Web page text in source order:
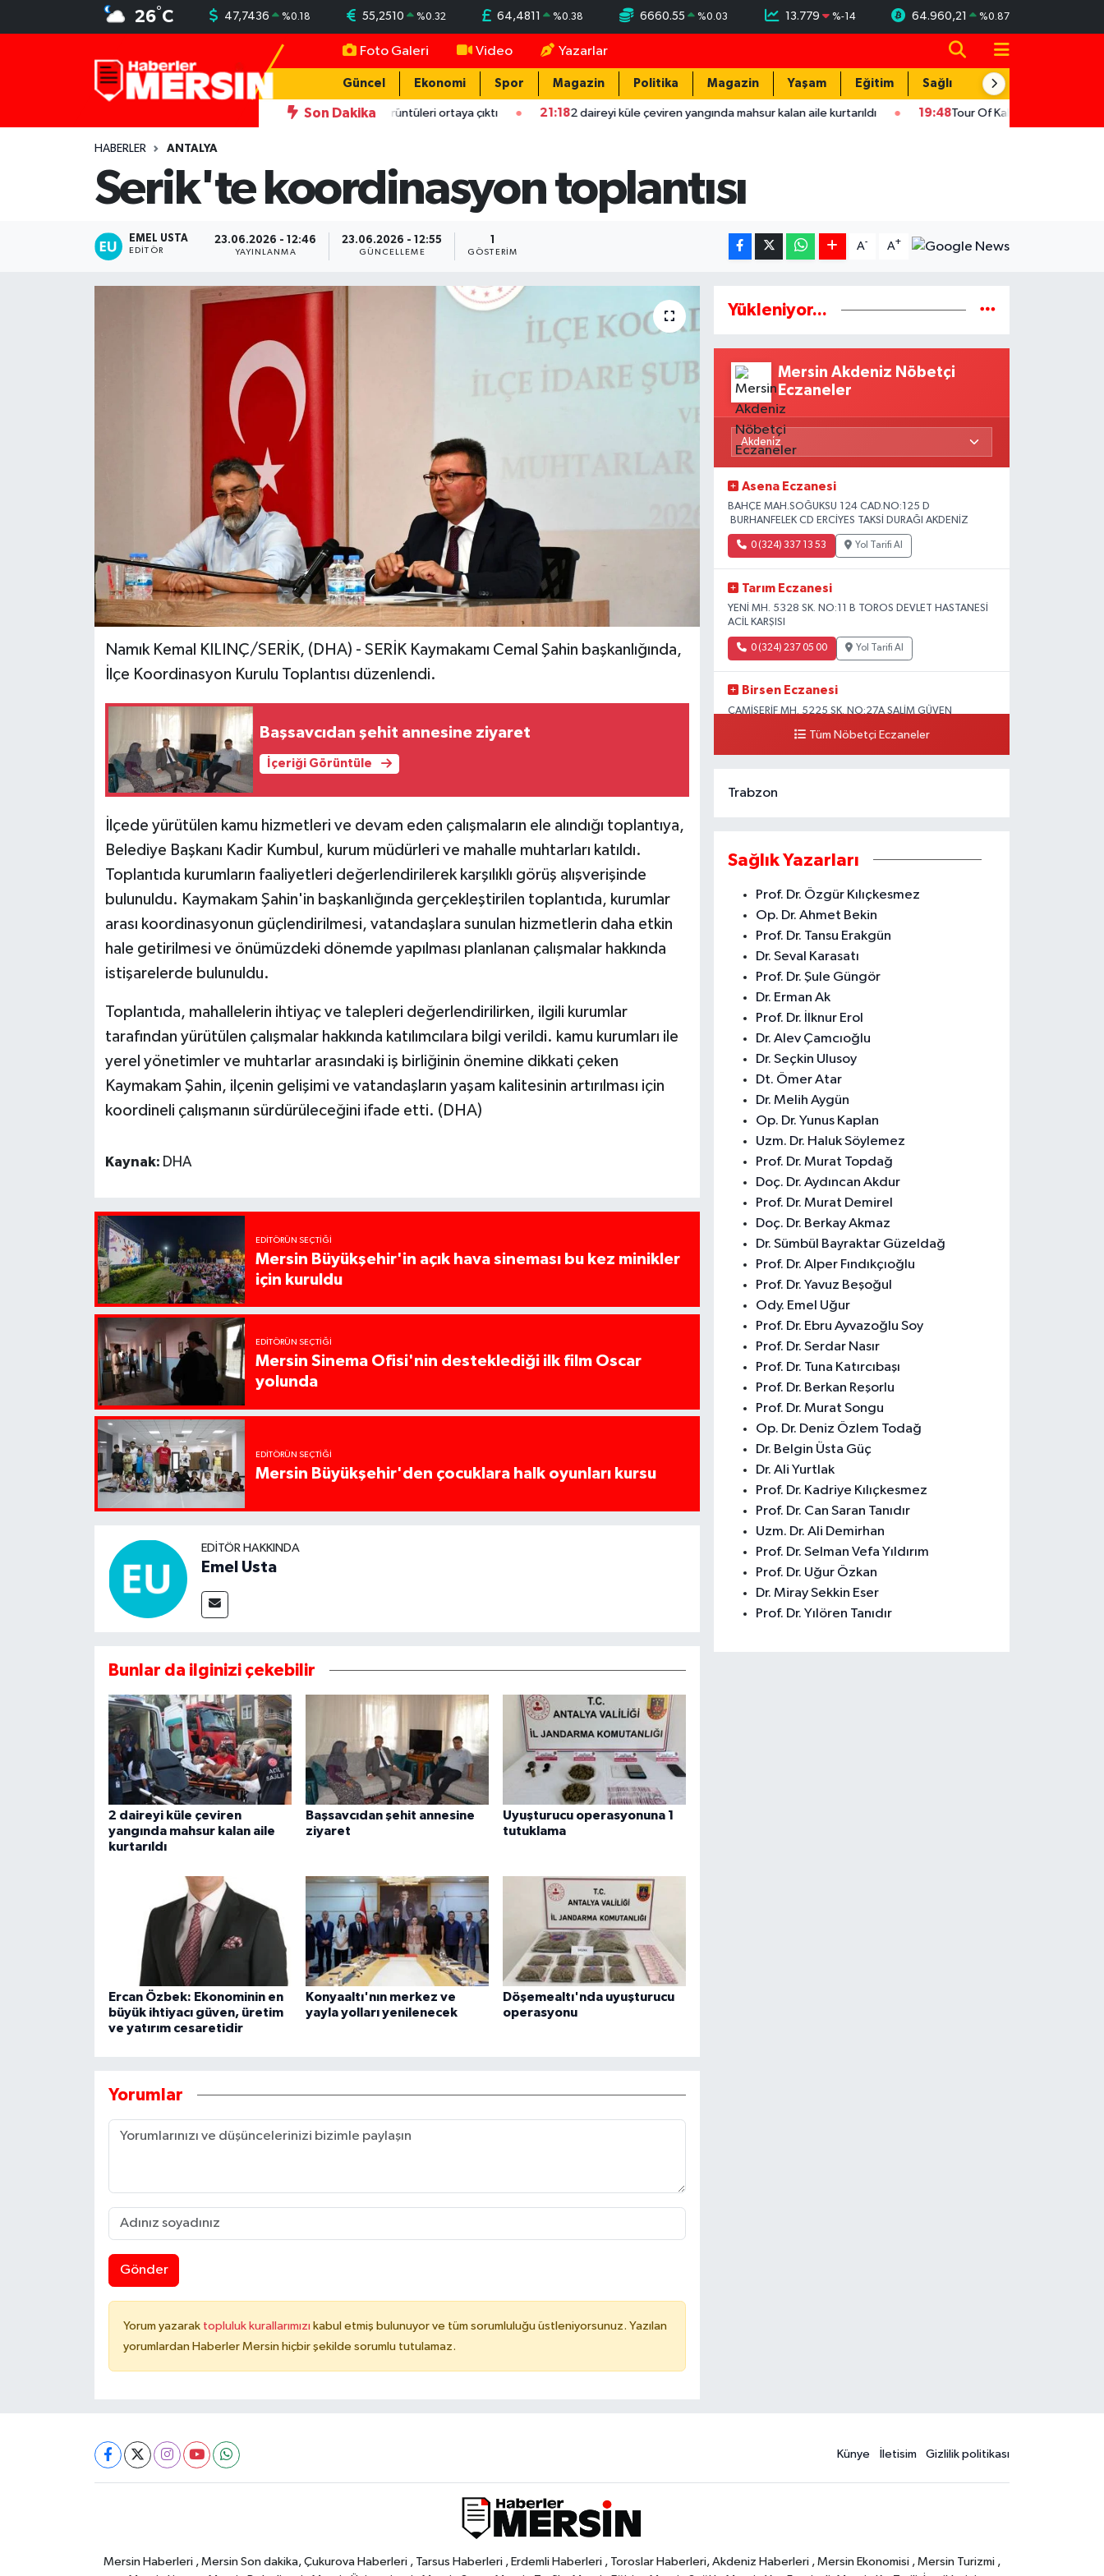
26°C 47,7436 %0.18 55,2510 %0.32 64,4811 %0.38 6660.55 %0.03 13.779 %-14 64.960,21 %0.87
Foto Galeri Video Yazarlar
Güncel Ekonomi Spor Magazin Politika Magazin Yaşam Eğitim Sağlık Teknoloji
Son Dakika
darbeden şüpheliye uzaklaştırma; geçmiş yıllardaki darp görüntüleri ortaya çıktı 21:18 2 daireyi küle çeviren yangında mahsur kalan aile kurtarıldı 19:48 Tour Of Kahramanmaraş'ın şampiyonu
HABERLER ANTALYA
Serik'te koordinasyon toplantısı
EMEL USTA
EDITÖR
23.06.2026 - 12:46
YAYINLANMA
23.06.2026 - 12:55
GÜNCELLEME GÖSTERIM
A- A+
Namık Kemal KILINÇ/SERİK, (DHA) - SERİK Kaymakamı Cemal Şahin başkanlığında,
İlçe Koordinasyon Kurulu Toplantısı düzenlendi.
Başsavcıdan şehit annesine ziyaret
İçeriği Görüntüle
İlçede yürütülen kamu hizmetleri ve devam eden çalışmaların ele alındığı toplantıya,
Belediye Başkanı Kadir Kumbul, kurum müdürleri ve mahalle muhtarları katıldı.
Toplantıda kurumların faaliyetleri değerlendirilerek karşılıklı görüş alışverişinde
bulunuldu. Kaymakam Şahin'in başkanlığında gerçekleştirilen toplantıda, kurumlar
arası koordinasyonun güçlendirilmesi, vatandaşlara sunulan hizmetlerin daha etkin
hale getirilmesi ve önümüzdeki dönemde yapılması planlanan çalışmalar hakkında
istişarelerde bulunuldu.
Toplantıda, mahallelerin ihtiyaç ve talepleri değerlendirilirken, ilgili kurumlar
tarafından yürütülen çalışmalar hakkında katılımcılara bilgi verildi. kamu kurumları ile
yerel yönetimler ve muhtarlar arasındaki iş birliğinin önemine dikkati çeken
Kaymakam Şahin, ilçenin gelişimi ve vatandaşların yaşam kalitesinin artırılması için
koordineli çalışmanın sürdürüleceğini ifade etti. (DHA)
Kaynak: DHA
EDITÖRÜN SEÇTIĞI
Mersin Büyükşehir'in açık hava sineması bu kez minikler
için kuruldu
EDITÖRÜN SEÇTIĞI
Mersin Sinema Ofisi'nin desteklediği ilk film Oscar
yolunda
EDITÖRÜN SEÇTIĞI
Mersin Büyükşehir'den çocuklara halk oyunları kursu
EDITÖR HAKKINDA
Emel Usta
Bunlar da ilginizi çekebilir
2 daireyi küle çeviren
yangında mahsur kalan aile
kurtarıldı
Başsavcıdan şehit annesine
ziyaret
Uyuşturucu operasyonuna 1
tutuklama
Ercan Özbek: Ekonominin en
büyük ihtiyacı güven, üretim
ve yatırım cesaretidir
Konyaaltı'nın merkez ve
yayla yolları yenilenecek
Döşemealtı'nda uyuşturucu
operasyonu
Yorumlar
Gönder
Yorum yazarak topluluk kurallarımızı kabul etmiş bulunuyor ve tüm sorumluluğu üstleniyorsunuz. Yazılan
yorumlardan Haberler Mersin hiçbir şekilde sorumlu tutulamaz.
Yükleniyor...
Mersin Akdeniz Nöbetçi
Eczaneler
Asena Eczanesi
BAHÇE MAH.SOĞUKSU 124 CAD.NO:125 D
BURHANFELEK CD ERCİYES TAKSİ DURAĞI AKDENİZ
0 (324) 337 13 53 Yol Tarifi Al
Tarım Eczanesi
YENİ MH. 5328 SK. NO:11 B TOROS DEVLET HASTANESİ
ACİL KARŞISI
0 (324) 237 05 00 Yol Tarifi Al
Birsen Eczanesi
CAMİŞERİF MH. 5225 SK. NO:27A SALİM GÜVEN
Tüm Nöbetçi Eczaneler
Trabzon
Sağlık Yazarları
Prof. Dr. Özgür Kılıçkesmez
Op. Dr. Ahmet Bekin
Prof. Dr. Tansu Erakgün
Dr. Seval Karasatı
Prof. Dr. Şule Güngör
Dr. Erman Ak
Prof. Dr. İlknur Erol
Dr. Alev Çamcıoğlu
Dr. Seçkin Ulusoy
Dt. Ömer Atar
Dr. Melih Aygün
Op. Dr. Yunus Kaplan
Uzm. Dr. Haluk Söylemez
Prof. Dr. Murat Topdağ
Doç. Dr. Aydıncan Akdur
Prof. Dr. Murat Demirel
Doç. Dr. Berkay Akmaz
Dr. Sümbül Bayraktar Güzeldağ
Prof. Dr. Alper Fındıkçıoğlu
Prof. Dr. Yavuz Beşoğul
Ody. Emel Uğur
Prof. Dr. Ebru Ayvazoğlu Soy
Prof. Dr. Serdar Nasır
Prof. Dr. Tuna Katırcıbaşı
Prof. Dr. Berkan Reşorlu
Prof. Dr. Murat Songu
Op. Dr. Deniz Özlem Todağ
Dr. Belgin Üsta Güç
Dr. Ali Yurtlak
Prof. Dr. Kadriye Kılıçkesmez
Prof. Dr. Can Saran Tanıdır
Uzm. Dr. Ali Demirhan
Prof. Dr. Selman Vefa Yıldırım
Prof. Dr. Uğur Özkan
Dr. Miray Sekkin Eser
Prof. Dr. Yılören Tanıdır
Künye İletisim Gizlilik politikası
Mersin Haberleri , Mersin Son dakika, Çukurova Haberleri , Tarsus Haberleri , Erdemli Haberleri , Toroslar Haberleri, Akdeniz Haberleri , Mersin Ekonomisi , Mersin Turizmi ,
Mersin Nöbetçi Eczaneler
Mersin Hava Durumu
Mersin Trafik Yoğunluk Haritası
Süper Lig Puan Durumu ve Fikstür
Tüm Manşetler